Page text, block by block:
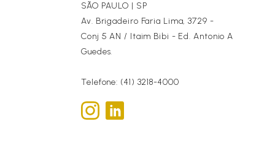
SÃO PAULO | SP
Av. Brigadeiro Faria Lima, 3729 -
Conj 5 AN / Itaim Bibi - Ed. Antonio A
Guedes.
Telefone: (41) 3218-4000